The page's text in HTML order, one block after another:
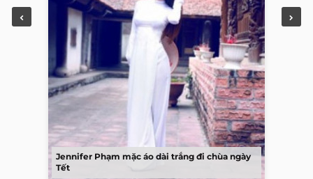
Jennifer Phạm mặc áo dài trắng đi chùa ngày
Tết